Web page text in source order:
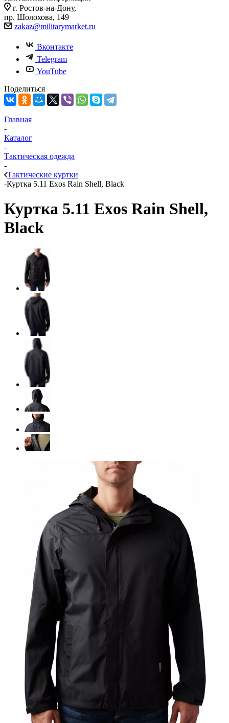
г. Ростов-на-Дону,
пр. Шолохова, 149
zakaz@militarymarket.ru
Вконтакте
Telegram
YouTube
Поделиться
Главная
-
Каталог
-
Тактическая одежда
-
Тактические куртки
-Куртка 5.11 Exos Rain Shell, Black
Куртка 5.11 Exos Rain Shell,
Black